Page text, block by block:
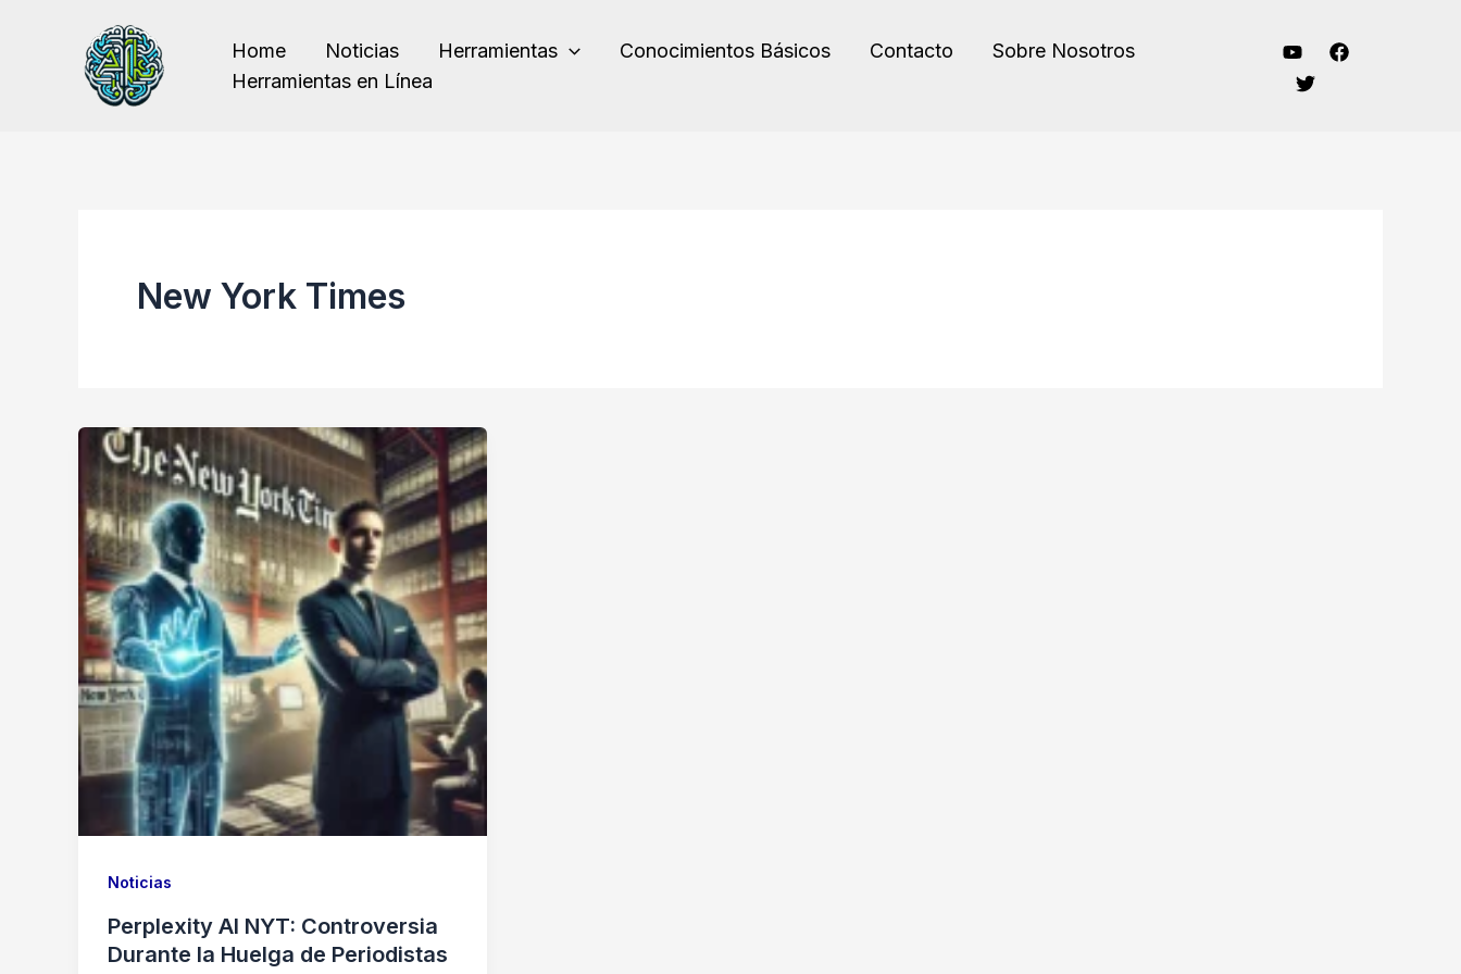
contenido
Home Noticias Herramientas Conocimientos Básicos Contacto
Sobre Nosotros
Herramientas en Línea
New York Times
Noticias
Perplexity AI NYT: Controversia
Durante la Huelga de Periodistas